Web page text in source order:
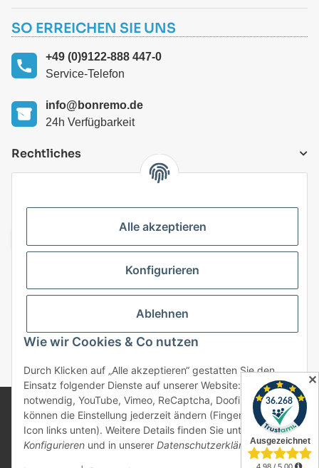
SO ERREICHEN SIE UNS
+49 (0)9122-888 447-0
Service-Telefon
info@bonremo.de
24h Verfügbarkeit
Rechtliches
Vertrag widerrufen
* Alle Preise inkl. gesetzlicher USt., zzgl.Versand
© 2025 bonremo.de. Alle Rechte vorbehalten.
Alle verwendeten Markennamen u. Bezeichnungen sind
eingetragene Warenzeichen u. Marken der jeweiligen
Eigentümer. Sie dienen nur zur Verdeutlichung der
Kompatibilität unserer Produkte mit den Produkten
Alle akzeptieren
Konfigurieren
Ablehnen
Wie wir Cookies & Co nutzen
Durch Klicken auf „Alle akzeptieren“ gestatten Sie den
Einsatz folgender Dienste auf unserer Website: Technisch
notwendig, YouTube, Vimeo, ReCaptcha, Doofinder. Sie
können die Einstellung jederzeit ändern (Fingerabdruck-
Icon links unten). Weitere Details finden Sie unter
Konfigurieren und in unserer Datenschutzerklärung.
✕